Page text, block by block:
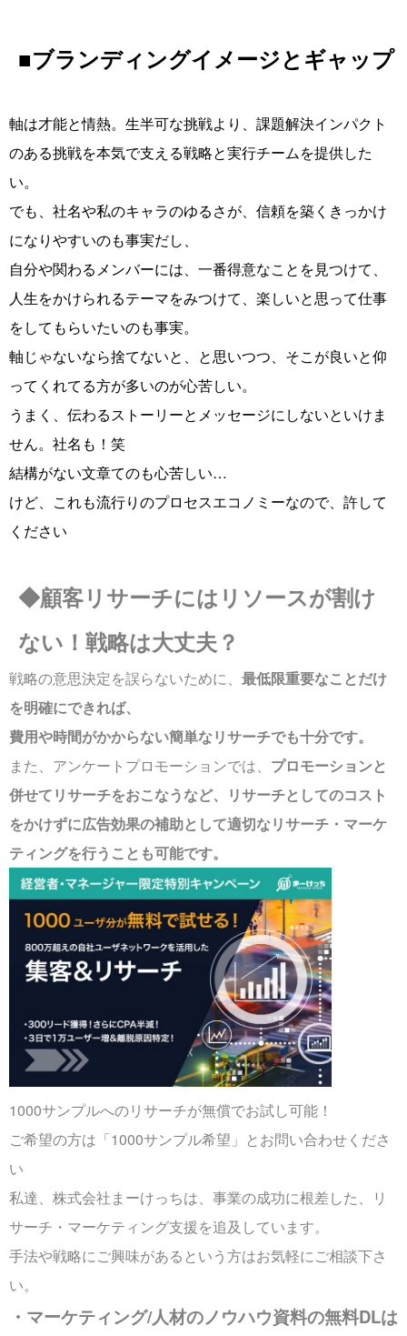
■ブランディングイメージとギャップ
軸は才能と情熱。生半可な挑戦より、課題解決インパクト
のある挑戦を本気で支える戦略と実行チームを提供した
い。
でも、社名や私のキャラのゆるさが、信頼を築くきっかけ
になりやすいのも事実だし、
自分や関わるメンバーには、一番得意なことを見つけて、
人生をかけられるテーマをみつけて、楽しいと思って仕事
をしてもらいたいのも事実。
軸じゃないなら捨てないと、と思いつつ、そこが良いと仰
ってくれてる方が多いのが心苦しい。
うまく、伝わるストーリーとメッセージにしないといけま
せん。社名も！笑
結構がない文章てのも心苦しい…
けど、これも流行りのプロセスエコノミーなので、許して
ください
◆顧客リサーチにはリソースが割け
ない！戦略は大丈夫？
戦略の意思決定を誤らないために、 最低限重要なことだけ
を明確にできれば、
費用や時間がかからない簡単なリサーチでも十分です。
また、アンケートプロモーションでは、 プロモーションと
併せてリサーチをおこなうなど、リサーチとしてのコスト
をかけずに広告効果の補助として適切なリサーチ・マーケ
ティングを行うことも可能です。
1000サンプルへのリサーチが無償でお試し可能！
ご希望の方は「1000サンプル希望」とお問い合わせくださ
い
私達、株式会社まーけっちは、事業の成功に根差した、リ
サーチ・マーケティング支援を追及しています。
手法や戦略にご興味があるという方はお気軽にご相談下さ
い。
・マーケティング/人材のノウハウ資料の無料DLは